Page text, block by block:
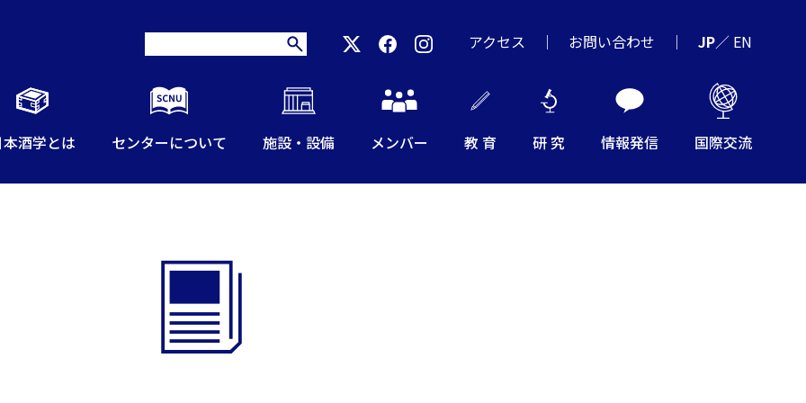
酒学とは センターについて 施設・設備 メンバー 教 育 研 究 情報発信 国際交流
アクセス お問い合わせ JP／ EN